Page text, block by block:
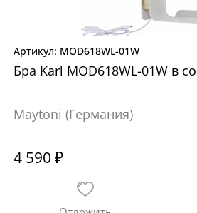
MOD618WL-01W
Бра Karl MOD618WL-01W в
Maytoni (Германия)
4 590 ₽